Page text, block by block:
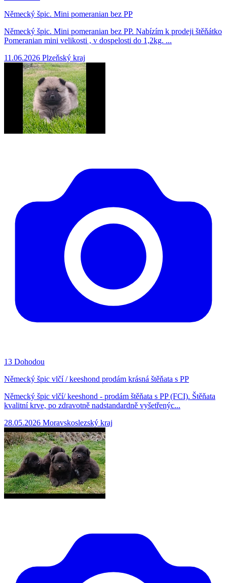
Německý špic. Mini pomeranian bez PP
Německý špic. Mini pomeranian bez PP. Nabízím k prodeji štěňátko
Pomeranian mini velikosti , v dospelosti do 1,2kg. ...
11.06.2026 Plzeňský kraj
13 Dohodou
Německý špic vlčí / keeshond prodám krásná štěňata s PP
Německý špic vlčí/ keeshond - prodám štěňata s PP (FCI). Štěňata
kvalitní krve, po zdravotně nadstandardně vyšetřenýc...
28.05.2026 Moravskoslezský kraj